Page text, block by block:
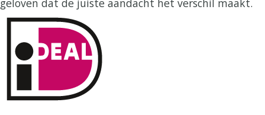
geloven dat de juiste aandacht het verschil maakt.